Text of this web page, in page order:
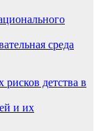
среда
детства в
и их